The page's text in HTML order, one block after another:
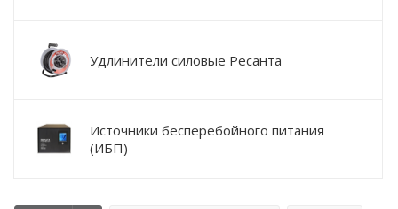
Удлинители силовые Ресанта
Источники бесперебойного питания
(ИБП)